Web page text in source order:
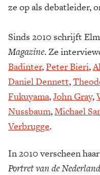
ze op als debatleider,
Sinds 2010 schrijft
Magazine. Ze
Badinter,Peter Bieri,
Daniel Dennett,
Fukuyama,John Gray,
Nussbaum,Michael
Verbrugge.
In 2010 verscheen
Portret van de